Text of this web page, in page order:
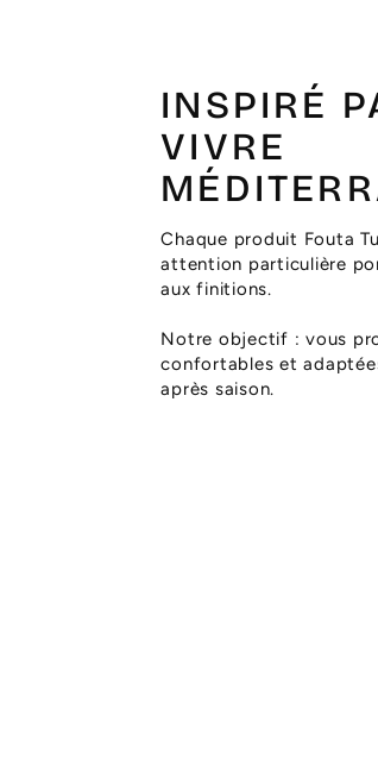
INSPIRÉ
VIVRE
Chaque produit Fouta
attention particulière
aux finitions.
Notre objectif : vous
confortables et
après saison.